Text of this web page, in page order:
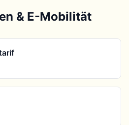
& E-Mobilität